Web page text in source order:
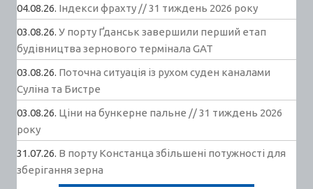
04.08.26. Індекси фрахту // 31 тиждень 2026 року
03.08.26. У порту Ґданськ завершили перший етап
будівництва зернового термінала GAT
03.08.26. Поточна ситуація із рухом суден каналами
Суліна та Бистре
03.08.26. Ціни на бункерне пальне // 31 тиждень 2026
року
31.07.26. В порту Констанца збільшені потужності для
зберігання зерна